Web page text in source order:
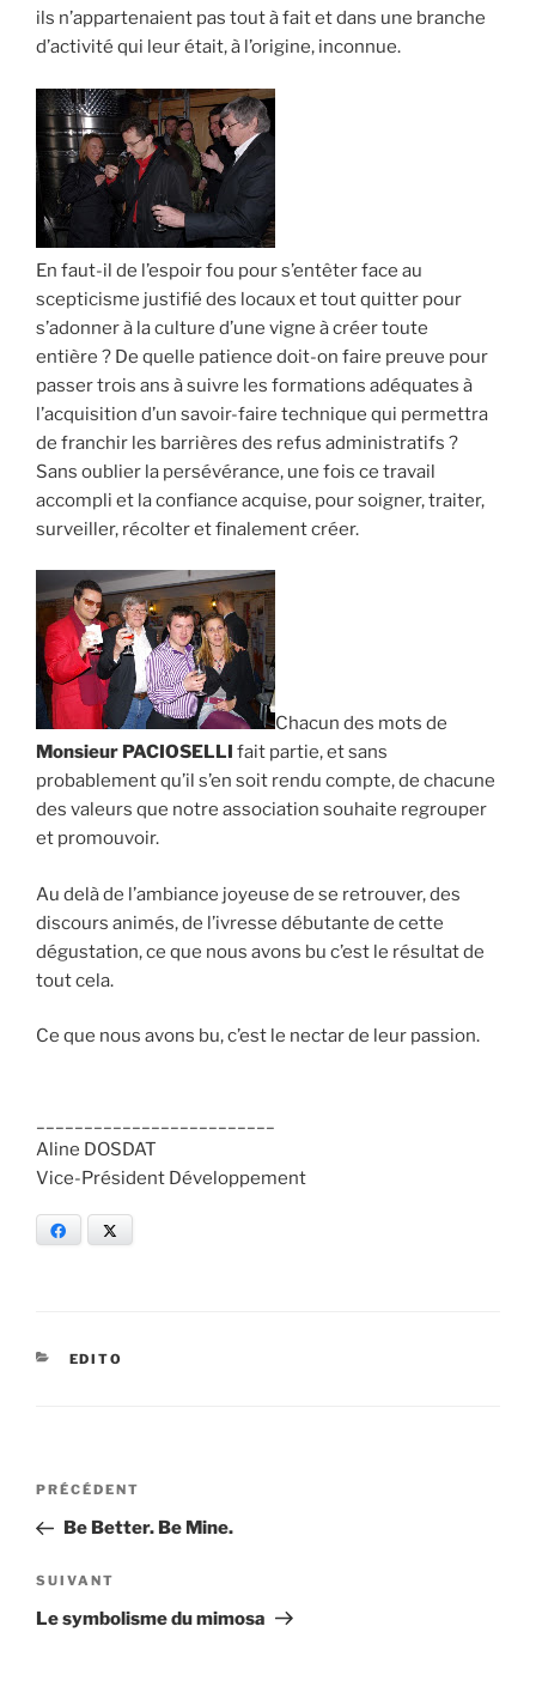
ils n’appartenaient pas tout à fait et dans une branche
d’activité qui leur était, à l’origine, inconnue.
En faut-il de l’espoir fou pour s’entêter face au
scepticisme justifié des locaux et tout quitter pour
s’adonner à la culture d’une vigne à créer toute
entière ? De quelle patience doit-on faire preuve pour
passer trois ans à suivre les formations adéquates à
l’acquisition d’un savoir-faire technique qui permettra
de franchir les barrières des refus administratifs ?
Sans oublier la persévérance, une fois ce travail
accompli et la confiance acquise, pour soigner, traiter,
surveiller, récolter et finalement créer.
Chacun des mots de
Monsieur PACIOSELLI fait partie, et sans
probablement qu’il s’en soit rendu compte, de chacune
des valeurs que notre association souhaite regrouper
et promouvoir.
Au delà de l’ambiance joyeuse de se retrouver, des
discours animés, de l’ivresse débutante de cette
dégustation, ce que nous avons bu c’est le résultat de
tout cela.
Ce que nous avons bu, c’est le nectar de leur passion.
Aline DOSDAT
Vice-Président Développement
Facebook
CATÉGORIES
EDITO
Navigation
l’article
Article
précédent
PRÉCÉDENT
Be Better. Be Mine.
Article
suivant
SUIVANT
Le symbolisme du mimosa